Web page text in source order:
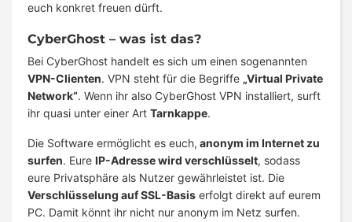
euch konkret freuen dürft.
CyberGhost – was ist das?
Bei CyberGhost handelt es sich um einen sogenannten
VPN-Clienten. VPN steht für die Begriffe „Virtual Private
Network“. Wenn ihr also CyberGhost VPN installiert, surft
ihr quasi unter einer Art Tarnkappe.
Die Software ermöglicht es euch, anonym im Internet zu
surfen. Eure IP-Adresse wird verschlüsselt, sodass
eure Privatsphäre als Nutzer gewährleistet ist. Die
Verschlüsselung auf SSL-Basis erfolgt direkt auf eurem
PC. Damit könnt ihr nicht nur anonym im Netz surfen.